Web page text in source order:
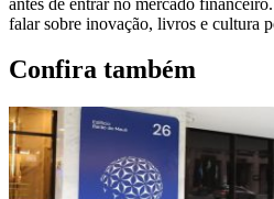
falar sobre inovação, livros e cultura
Confira também